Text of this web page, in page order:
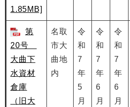
1.85MB]
第
20号
大曲下
水資材
倉庫
（旧大
名取
市大
曲地
内
令
和
7
年
5
月
令
和
7
年
6
月
令
和
7
年
6
月